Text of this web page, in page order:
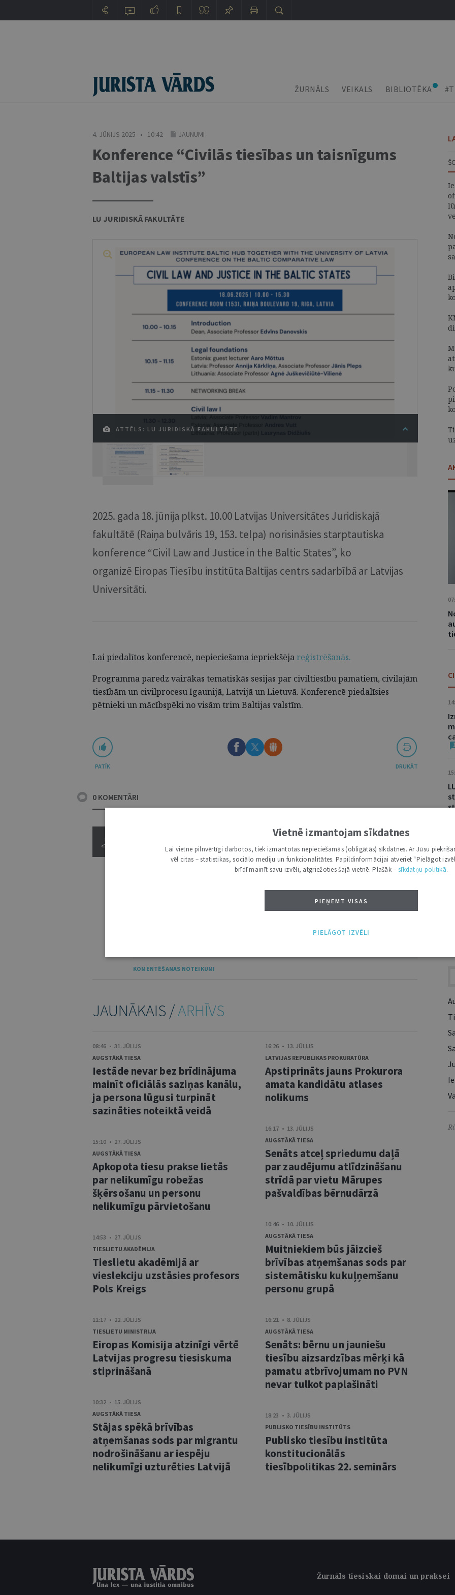
ŽURNĀLS VEIKALS BIBLIOTĒKA
4. JŪNIJS 2025 • 10:42 JAUNUMI
Konference “Civilās tiesības un taisnīgums
Baltijas valstīs”
LU JURIDISKĀ FAKULTĀTE
ATTĒLS: LU JURIDISKĀ FAKULTĀTE
2025. gada 18. jūnija plkst. 10.00 Latvijas Universitātes Juridiskajā
fakultātē (Raiņa bulvāris 19, 153. telpa) norisināsies starptautiska
konference “Civil Law and Justice in the Baltic States”, ko
organizē Eiropas Tiesību institūta Baltijas centrs sadarbībā ar Latvijas
Universitāti.
Lai piedalītos konferencē, nepieciešama iepriekšējareģistrēšanās.
Programma paredz vairākas tematiskās sesijas par civiltiesību pamatiem, civilajām
tiesībām un civilprocesu Igaunijā, Latvijā un Lietuvā. Konferencē piedalīsies
pētnieki un mācībspēki no visām trim Baltijas valstīm.
PATĪK DRUKĀT
0 KOMENTĀRI
KOMENTĒŠANAS NOTEIKUMI
JAUNĀKAIS /ARHĪVS
08:46 • 31. JŪLIJS
AUGSTĀKĀ TIESA
Iestāde nevar bez brīdinājuma
mainīt oficiālās saziņas kanālu,
ja persona lūgusi turpināt
sazināties noteiktā veidā
15:10 • 27. JŪLIJS
AUGSTĀKĀ TIESA
Apkopota tiesu prakse lietās
par nelikumīgu robežas
šķērsošanu un personu
nelikumīgu pārvietošanu
14:53 • 27. JŪLIJS
TIESLIETU AKADĒMIJA
Tieslietu akadēmijā ar
vieslekciju uzstāsies profesors
Pols Kreigs
11:17 • 22. JŪLIJS
TIESLIETU MINISTRIJA
Eiropas Komisija atzinīgi vērtē
Latvijas progresu tiesiskuma
stiprināšanā
10:32 • 15. JŪLIJS
AUGSTĀKĀ TIESA
Stājas spēkā brīvības
atņemšanas sods par migrantu
nodrošināšanu ar iespēju
nelikumīgi uzturēties Latvijā
16:26 • 13. JŪLIJS
LATVIJAS REPUBLIKAS PROKURATŪRA
Apstiprināts jauns Prokurora
amata kandidātu atlases
nolikums
16:17 • 13. JŪLIJS
AUGSTĀKĀ TIESA
Senāts atceļ spriedumu daļā
par zaudējumu atlīdzināšanu
strīdā par vietu Mārupes
pašvaldības bērnudārzā
10:46 • 10. JŪLIJS
AUGSTĀKĀ TIESA
Muitniekiem būs jāizcieš
brīvības atņemšanas sods par
sistemātisku kukuļņemšanu
personu grupā
16:21 • 8. JŪLIJS
AUGSTĀKĀ TIESA
Senāts: bērnu un jauniešu
tiesību aizsardzības mērķi kā
pamatu atbrīvojumam no PVN
nevar tulkot paplašināti
18:23 • 3. JŪLIJS
PUBLISKO TIESĪBU INSTITŪTS
Publisko tiesību institūta
konstitucionālās
tiesībpolitikas 22. seminārs
Žurnāls tiesiskai domai un praksei
Vietnē izmantojam sīkdatnes
Lai vietne pilnvērtīgi darbotos, tiek izmantotas nepieciešamās (obligātās) sīkdatnes. Ar Jūsu
vēl citas – statistikas, sociālo mediju un funkcionalitātes. Papildinformācijai atveriet "Pielāgot
brīdī mainīt savu izvēli, atgriežoties šajā vietnē. Plašāk – sīkdatņu politikā.
PIEŅEMT VISAS
PIELĀGOT IZVĒLI